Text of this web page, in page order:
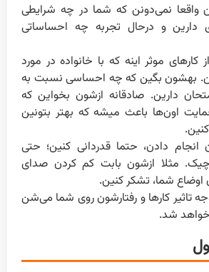
واقعا نمی‌دونن که شما در چه شرایطی
دارین و درحال تجربه چه احساساتی
موثر اینه که با خانواده در مورد
بهشون بگین که چه احساسی نسبت به
دارین. صادقانه ازشون بخواین که
اون‌ها باعث میشه که بهتر بتونین
انجام دادن، حتما قدردانی کنین؛ حتی
مثلا ازشون بابت کم کردن صدای
اوضاع شما، تشکر کنین.
تاثیر کارها و رفتارشون روی شما می‌شن
شد.